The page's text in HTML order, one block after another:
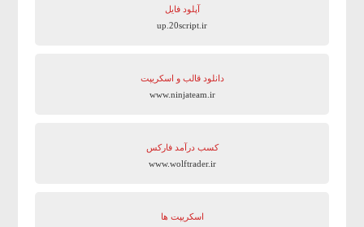
آپلود فایل
up.20script.ir
دانلود قالب و اسکریپت
www.ninjateam.ir
کسب درآمد فارکس
www.wolftrader.ir
اسکریپت ها